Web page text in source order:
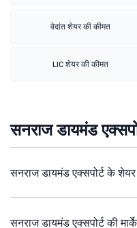
वेदांत शेयर की कीमत
LIC शेयर की कीमत
सनराज डायमंड
सनराज डायमंड एक्सपोर्ट के
सनराज डायमंड एक्सपोर्ट की